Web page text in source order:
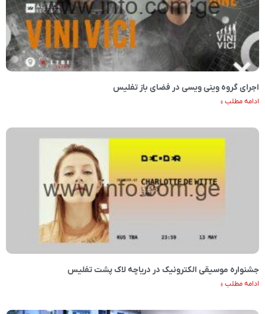
اجرای گروه وینی ویسی در فضای باز تفلیس
ادامه مطلب »
جشنواره موسیقی الکترونیک در دریاچه لاک پشت تفلیس
ادامه مطلب »